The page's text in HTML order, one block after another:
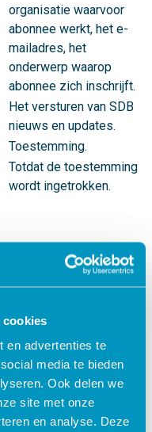
cookies
en advertenties te
media te bieden
Ook delen we
site met onze
en analyse. Deze
organisatie waarvoor
abonnee werkt, het e-
mailadres, het
onderwerp waarop
abonnee zich inschrijft.
Het versturen van SDB
nieuws en updates.
Toestemming.
Totdat de toestemming
wordt ingetrokken.
dat de verwerkte
Medewerkers van
hoofde van hun functie
uit te oefenen.
op security en
met ons opnemen